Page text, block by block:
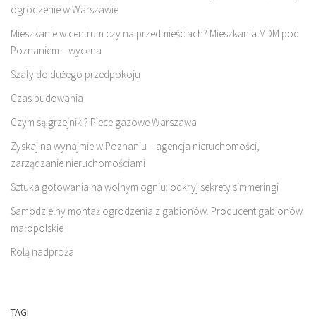
ogrodzenie w Warszawie
Mieszkanie w centrum czy na przedmieściach? Mieszkania MDM pod
Poznaniem – wycena
Szafy do dużego przedpokoju
Czas budowania
Czym są grzejniki? Piece gazowe Warszawa
Zyskaj na wynajmie w Poznaniu – agencja nieruchomości,
zarządzanie nieruchomościami
Sztuka gotowania na wolnym ogniu: odkryj sekrety simmeringi
Samodzielny montaż ogrodzenia z gabionów. Producent gabionów
małopolskie
Rolą nadproża
TAGI